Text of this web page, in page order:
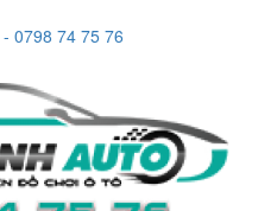
0798 74 75 76